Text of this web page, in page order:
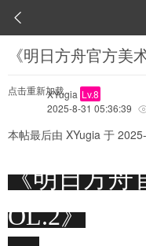

《明日方舟官方美
点击重新加载XYugia Lv.8
2025-8-31 05:36:39
本帖最后由 XYugia 于
《明日方舟
OL.2》